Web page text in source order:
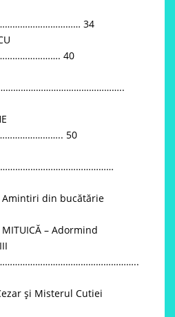
34
40
50
Amintiri din bucătărie
– Adormind
și Misterul Cutiei